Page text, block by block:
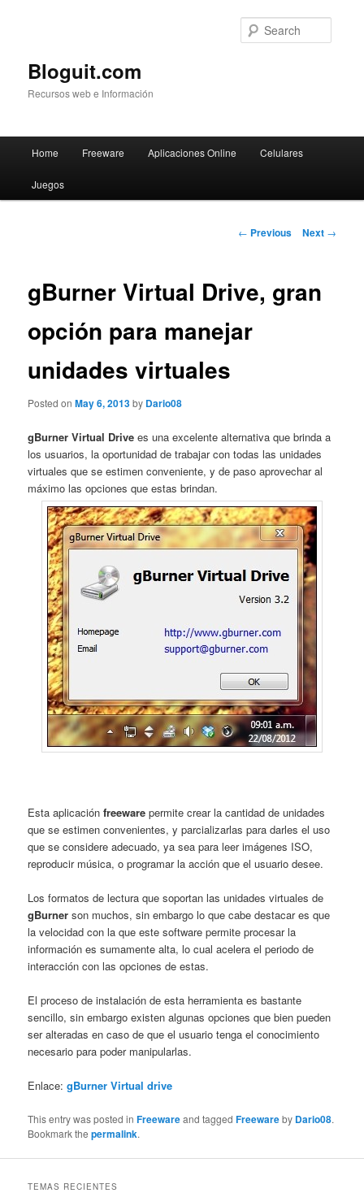
Bloguit.com
Recursos web e Información
Skip
to
Home Freeware Aplicaciones Online Celulares
Juegos
Post
← Previous Next →
gBurner Virtual Drive, gran
opción para manejar
unidades virtuales
Posted onMay 6, 2013by Dario08
gBurner Virtual Drive es una excelente alternativa que brinda a
los usuarios, la oportunidad de trabajar con todas las unidades
virtuales que se estimen conveniente, y de paso aprovechar al
máximo las opciones que estas brindan.
Esta aplicaciónfreeware permite crear la cantidad de unidades
que se estimen convenientes, y parcializarlas para darles el uso
que se considere adecuado, ya sea para leer imágenes ISO,
reproducir música, o programar la acción que el usuario desee.
Los formatos de lectura que soportan las unidades virtuales de
gBurner son muchos, sin embargo lo que cabe destacar es que
la velocidad con la que este software permite procesar la
información es sumamente alta, lo cual acelera el periodo de
interacción con las opciones de estas.
El proceso de instalación de esta herramienta es bastante
sencillo, sin embargo existen algunas opciones que bien pueden
ser alteradas en caso de que el usuario tenga el conocimiento
necesario para poder manipularlas.
Enlace:gBurner Virtual drive
This entry was posted inFreewareand taggedFreewareby Dario08.
Bookmark thepermalink.
TEMAS RECIENTES